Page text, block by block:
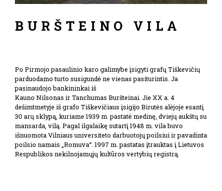
BURŠTEINO VILA
Po Pirmojo pasaulinio karo galimybe įsigyti grafų Tiškevičių
parduodamo turto susigundė ne vienas pasiturintis. Ja
pasinaudojo bankininkai iš
Kauno Nilsonas ir Tanchumas Buršteinai. Jie XX a. 4
dešimtmetyje iš grafo Tiškevičiaus įsigijo Birutės alėjoje esantį
30 arų sklypą, kuriame 1939 m. pastatė medinę, dviejų aukštų su
mansarda, vilą. Pagal ilgalaikę sutartį 1948 m. vila buvo
išnuomota Vilniaus universiteto darbuotojų poilsiui ir pavadinta
poilsio namais „Romuva“. 1997 m. pastatas įtrauktas į Lietuvos
Respublikos nekilnojamųjų kultūros vertybių registrą.